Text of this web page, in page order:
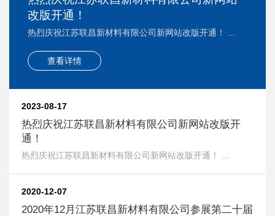
改版开通！
热烈庆祝江苏联昌新材料有限公司新网站改版开通！ ...
查看详情
2023-08-17
热烈庆祝江苏联昌新材料有限公司新网站改版开
通！
热烈庆祝江苏联昌新材料有限公司新网站改版开通！ ...
2020-12-07
2020年12月江苏联昌新材料有限公司参展第二十届